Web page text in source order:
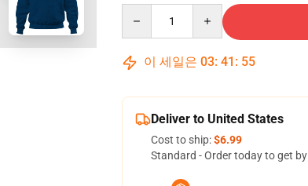
이 세일은 03: 41 : 54
Deliver to United States
Cost to ship:$6.99
Standard - Order today to get by